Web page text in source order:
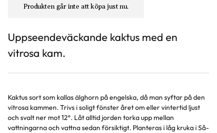
Produkten går inte att köpa just nu.
Uppseendeväckande kaktus med en
vitrosa kam.
Kaktus sort som kallas älghorn på engelska, då man syftar på den
vitrosa kammen. Trivs i soligt fönster året om eller vintertid ljust
och svalt ner mot 12°. Låt alltid jorden torka upp mellan
vattningarna och vattna sedan försiktigt. Planteras i låg kruka i Så-